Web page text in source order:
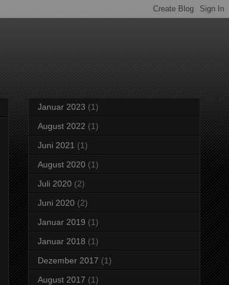
Januar 2023 (1)
August 2022 (1)
Juni 2021 (1)
August 2020 (1)
Juli 2020 (2)
Juni 2020 (2)
Januar 2019 (1)
Januar 2018 (1)
Dezember 2017 (1)
August 2017 (1)